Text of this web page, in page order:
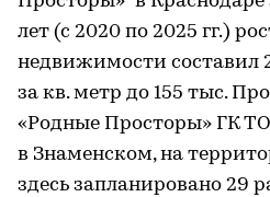
лет (с 2020 по 2025 гг.)
недвижимости составил
за кв. метр до 155 тыс.
«Родные Просторы» ГК
в Знаменском, на
здесь запланировано 29